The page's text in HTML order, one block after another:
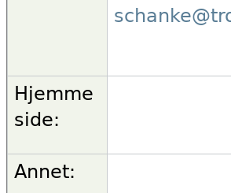
Hjemme
side:
Annet: